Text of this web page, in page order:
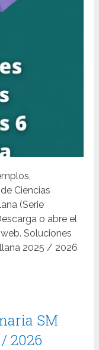
Ciencias
(Serie
o abre el
Soluciones
2025 / 2026
SM
2026